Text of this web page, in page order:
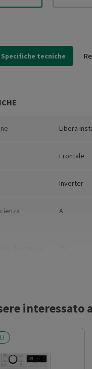
Specifiche tecniche
Libera
Frontale
Inverter
A
di energia
interessato